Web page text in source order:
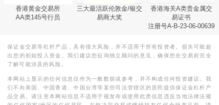
香港黄金交易所
AA类145号行员
三大最活跃伦敦金/银交
易商大奖
香港海关A类贵金属交
易证书
注册号A-B-23-06-00639
保证金交易等杠杆产品，具有很大风险，并不适用于所有投资者。损失可能超
出您的初始投入资金。我们建议您征询独立顾问的意见，确保您在交易前完全
了解可能涉及的风险。
本网站上显示的任何信息仅作为一般数据或参考，并不构成任何投资建议。我
们不向美国、中国香港、中国台湾等某些司法管辖区的居民提供保证金杠杆产
品交易。请注意本网站信息不适用于视发布或使用此类信息违反当地法律法规